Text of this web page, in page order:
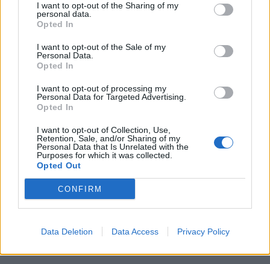
I want to opt-out of the Sharing of my
personal data.
Opted In
I want to opt-out of the Sale of my
Personal Data.
Opted In
I want to opt-out of processing my
Personal Data for Targeted Advertising.
Opted In
I want to opt-out of Collection, Use,
Retention, Sale, and/or Sharing of my
Personal Data that Is Unrelated with the
Purposes for which it was collected.
Opted Out
CONFIRM
Data Deletion Data Access Privacy Policy
Populaires
Médicament retiré en urgence pour risques graves et données falsifiées
Ce cancer mortel explose chez les personnes nées après 1980 : le
symptôme à repérer
Je suis cardiologue et voici le seul chocolat que je valide : c’est le
meilleur pour le cœur
1.7k views
Cancer du foie : Symptômes silencieux mais vitaux à connaître
CARTE. Le cancer est plus mortel dans cette région qu’ailleurs : les